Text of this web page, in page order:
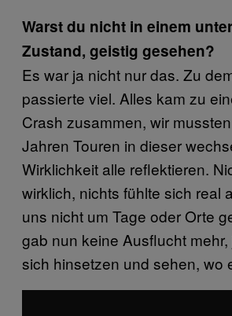
Warst du nicht in einem
Zustand, geistig gesehen?
Es war ja nicht nur das. Zu
passierte viel. Alles kam zu
Crash zusammen, wir
Jahren Touren in dieser
Wirklichkeit alle reflektieren.
wirklich, nichts fühlte sich real
uns nicht um Tage oder Orte
gab nun keine Ausflucht
sich hinsetzen und sehen, wo